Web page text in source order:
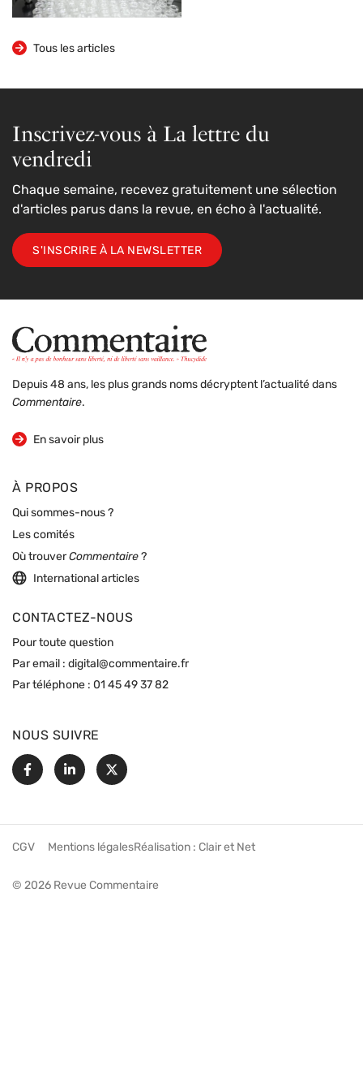
Tous les articles
Inscrivez-vous à La lettre du
vendredi
Chaque semaine, recevez gratuitement une sélection
d'articles parus dans la revue, en écho à l'actualité.
S'INSCRIRE À LA NEWSLETTER
Depuis 48 ans, les plus grands noms décryptent l’actualité dans
Commentaire.
En savoir plus
sur la revue
À PROPOS
Qui sommes-nous ?
Les comités
Où trouverCommentaire ?
International articles
CONTACTEZ-NOUS
Pour toute question
Par email : digital@commentaire.fr
Par téléphone : 01 45 49 37 82
NOUS SUIVRE
FacebookLinkedin
X
© 2026 Revue Commentaire
CGV Mentions légalesRéalisation : Clair et Net